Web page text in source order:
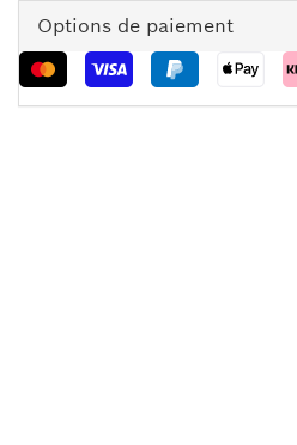
Options de paiement